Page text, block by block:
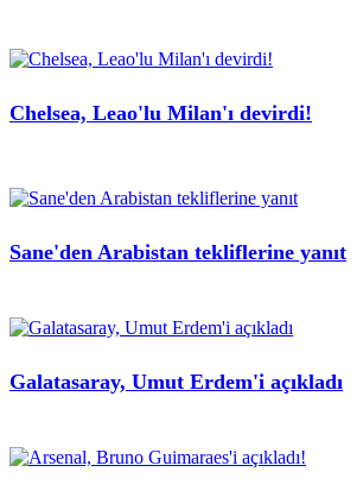
Chelsea, Leao'lu Milan'ı devirdi!
Sane'den Arabistan tekliflerine yanıt
Galatasaray, Umut Erdem'i açıkladı